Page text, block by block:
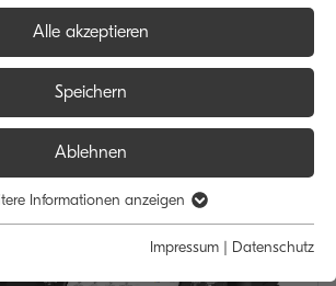
Alle akzeptieren
Speichern
Ablehnen
Informationen anzeigen
Impressum | Datenschutz